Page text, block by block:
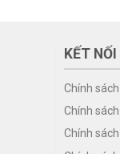
KẾT
Chính
Chính
Chính